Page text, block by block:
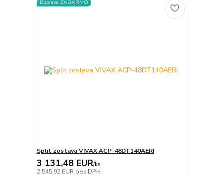
Doprava ZADARMO
Split zostava VIVAX ACP-48DT140AERI
3 131,48 EUR/ks
2 545,92 EUR bez DPH